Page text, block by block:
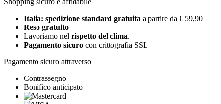
Shopping sicuro e affidabile
Italia: spedizione standard gratuita a partire da € 59,90
Reso gratuito
Lavoriamo nel rispetto del clima.
Pagamento sicuro con crittografia SSL
Pagamento sicuro attraverso
Contrassegno
Bonifico anticipato